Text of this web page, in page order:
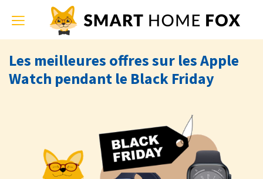
Toggle
navigation
Les meilleures offres sur les Apple
Watch pendant le Black Friday